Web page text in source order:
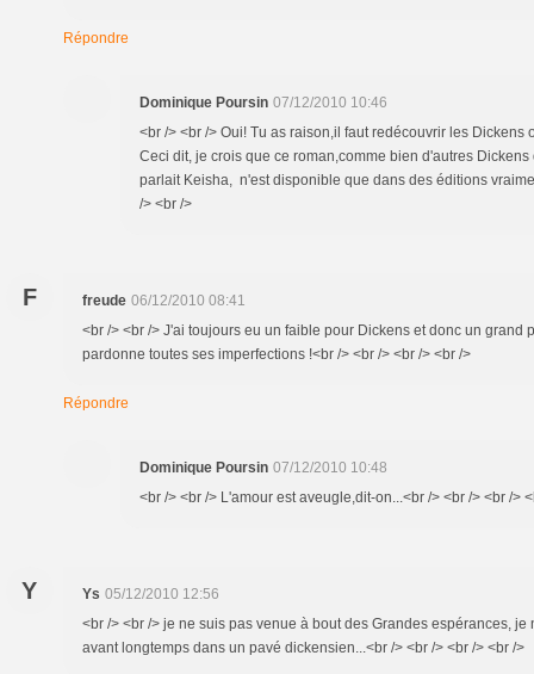
Répondre
Dominique Poursin 07/12/2010 10:46
<br /> <br /> Oui! Tu as raison,il faut redécouvrir les Dickens
Ceci dit, je crois que ce roman,comme bien d'autres
parlait Keisha, n'est disponible que dans des éditions
/> <br />
F freude 06/12/2010 08:41
<br /> <br /> J'ai toujours eu un faible pour Dickens et donc un grand
pardonne toutes ses imperfections !<br /> <br /> <br /> <br />
Répondre
Dominique Poursin 07/12/2010 10:48
<br /> <br /> L'amour est aveugle,dit-on...<br /> <br /> <br />
Y Ys 05/12/2010 12:56
<br /> <br /> je ne suis pas venue à bout des Grandes espérances,
avant longtemps dans un pavé dickensien...<br /> <br /> <br /> <br />